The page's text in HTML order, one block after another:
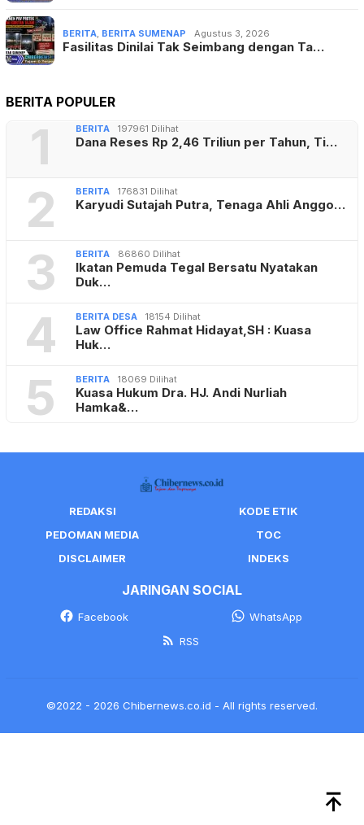
BERITA, BERITA SUMENAP Agustus 3, 2026
Fasilitas Dinilai Tak Seimbang dengan Ta…
BERITA POPULER
1 BERITA 197961 Dilihat
Dana Reses Rp 2,46 Triliun per Tahun, Ti…
2 BERITA 176831 Dilihat
Karyudi Sutajah Putra, Tenaga Ahli Anggo…
3 BERITA 86860 Dilihat
Ikatan Pemuda Tegal Bersatu Nyatakan
Duk…
4 BERITA DESA 18154 Dilihat
Law Office Rahmat Hidayat,SH : Kuasa
Huk…
5 BERITA 18069 Dilihat
Kuasa Hukum Dra. HJ. Andi Nurliah
Hamka&…
REDAKSI
KODE ETIK
PEDOMAN MEDIA
TOC
DISCLAIMER
INDEKS
JARINGAN SOCIAL
Facebook
WhatsApp
RSS
©2022 - 2026 Chibernews.co.id - All rights reserved.